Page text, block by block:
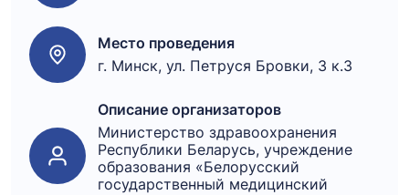
Место проведения
г. Минск, ул. Петруся Бровки, 3 к.3
Описание организаторов
Министерство здравоохранения
Республики Беларусь, учреждение
образования «Белорусский
государственный медицинский
кабинет
Забыли пароль? Регистрация в личный кабинет
Записаться
Слушатель Докладчик
кабинет
Забыли пароль?